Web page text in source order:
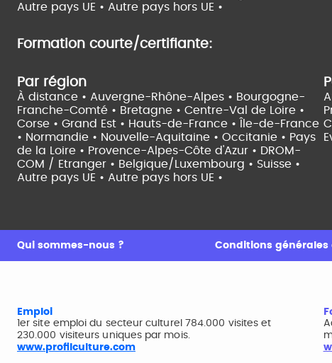
Autre pays UE • Autre pays hors UE •
Formation courte/certifiante:
Par région
À distance • Auvergne-Rhône-Alpes • Bourgogne-
Franche-Comté • Bretagne • Centre-Val de Loire •
Corse • Grand Est • Hauts-de-France • Île-de-France
• Normandie • Nouvelle-Aquitaine • Occitanie • Pays
de la Loire • Provence-Alpes-Côte d'Azur • DROM-
COM / Etranger • Belgique/Luxembourg • Suisse •
Autre pays UE • Autre pays hors UE •
Qui sommes-nous ? Conditions générales
Emploi
1er site emploi du secteur culturel 784.000 visites et
230.000 visiteurs uniques par mois.
www.profilculture.com